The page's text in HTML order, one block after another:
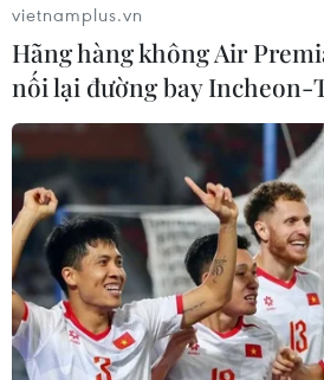
Thủ tướng Nhật
chờ chuyến công du tới
16/10/2020 03:07
Chiều 15/10, Đại sứ Việt Nam tại
Nam và ông Yuji Kuroiwa, Thống
đã tới chào Thủ tướng Yoshihide
vietnamplus.vn
Hãng hàng không Air
nối lại đường bay Incheon-